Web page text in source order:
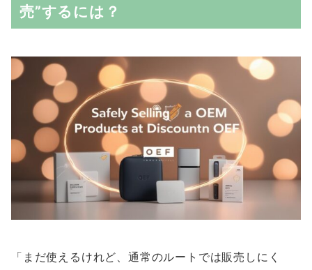
売”するには？
「まだ使えるけれど、通常のルートでは販売しにく